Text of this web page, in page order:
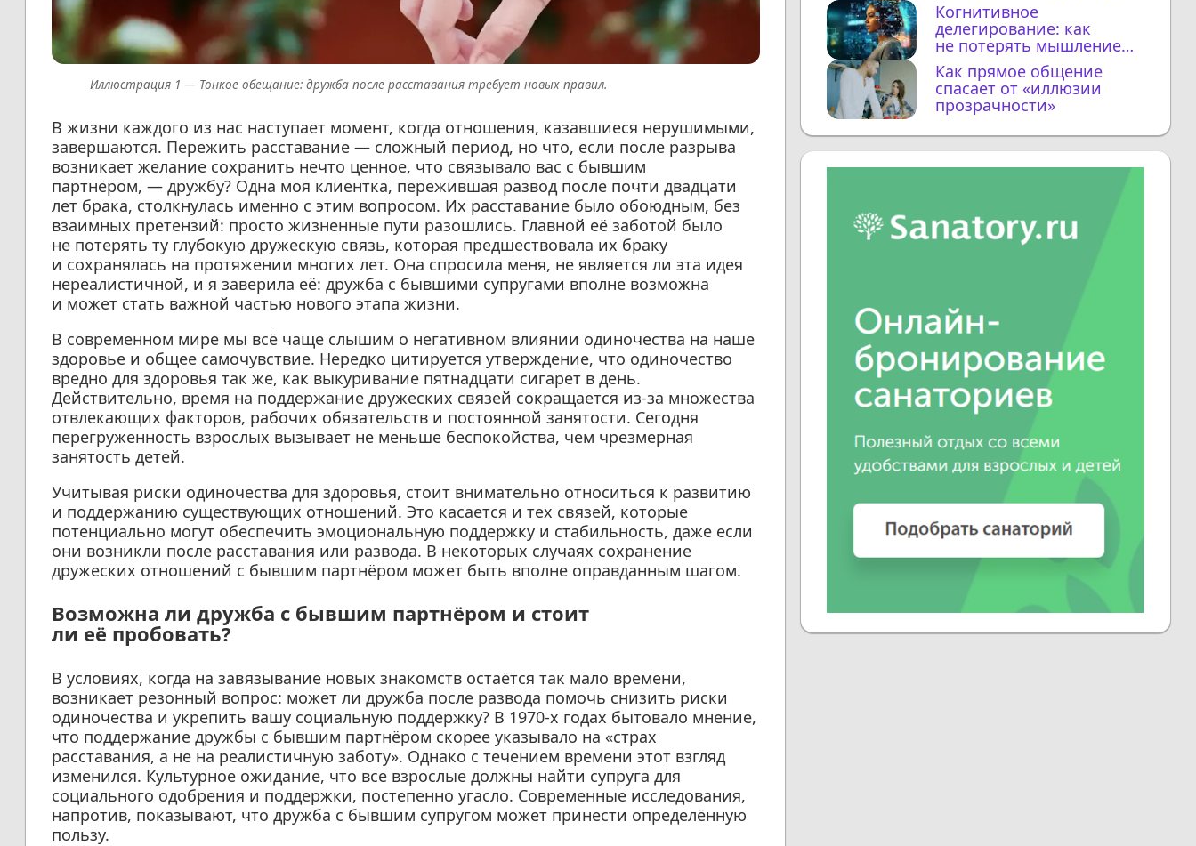
Тонкое обещание: дружба после расставания требует новых правил.
В жизни каждого из нас наступает момент, когда отношения, казавшиеся нерушимыми,
завершаются. Пережить расставание — сложный период, но что, если после разрыва
возникает желание сохранить нечто ценное, что связывало вас с бывшим
партнёром, — дружбу? Одна моя клиентка, пережившая развод после почти двадцати
лет брака, столкнулась именно с этим вопросом. Их расставание было обоюдным, без
взаимных претензий: просто жизненные пути разошлись. Главной её заботой было
не потерять ту глубокую дружескую связь, которая предшествовала их браку
и сохранялась на протяжении многих лет. Она спросила меня, не является ли эта идея
нереалистичной, и я заверила её: дружба с бывшими супругами вполне возможна
и может стать важной частью нового этапа жизни.
В современном мире мы всё чаще слышим о негативном влиянии одиночества на наше
здоровье и общее самочувствие. Нередко цитируется утверждение, что одиночество
вредно для здоровья так же, как выкуривание пятнадцати сигарет в день.
Действительно, время на поддержание дружеских связей сокращается из-за множества
отвлекающих факторов, рабочих обязательств и постоянной занятости. Сегодня
перегруженность взрослых вызывает не меньше беспокойства, чем чрезмерная
занятость детей.
Учитывая риски одиночества для здоровья, стоит внимательно относиться к развитию
и поддержанию существующих отношений. Это касается и тех связей, которые
потенциально могут обеспечить эмоциональную поддержку и стабильность, даже если
они возникли после расставания или развода. В некоторых случаях сохранение
дружеских отношений с бывшим партнёром может быть вполне оправданным шагом.
Возможна ли дружба с бывшим партнёром и стоит
ли её пробовать?
В условиях, когда на завязывание новых знакомств остаётся так мало времени,
возникает резонный вопрос: может ли дружба после развода помочь снизить риски
одиночества и укрепить вашу социальную поддержку? В 1970-х годах бытовало мнение,
что поддержание дружбы с бывшим партнёром скорее указывало на «страх
расставания, а не на реалистичную заботу». Однако с течением времени этот взгляд
изменился. Культурное ожидание, что все взрослые должны найти супруга для
социального одобрения и поддержки, постепенно угасло. Современные исследования,
напротив, показывают, что дружба с бывшим супругом может принести определённую
пользу.
Когнитивное
делегирование: как
не потерять мышление
с ИИ
Как прямое общение
спасает от «иллюзии
прозрачности»